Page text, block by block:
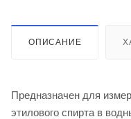
ОПИСАНИЕ
Предназначен для
этилового спирта в